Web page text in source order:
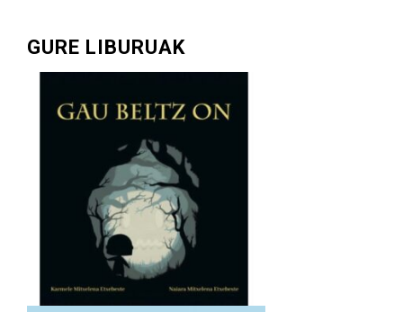
GURE LIBURUAK